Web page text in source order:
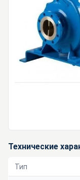
Технические
Тип